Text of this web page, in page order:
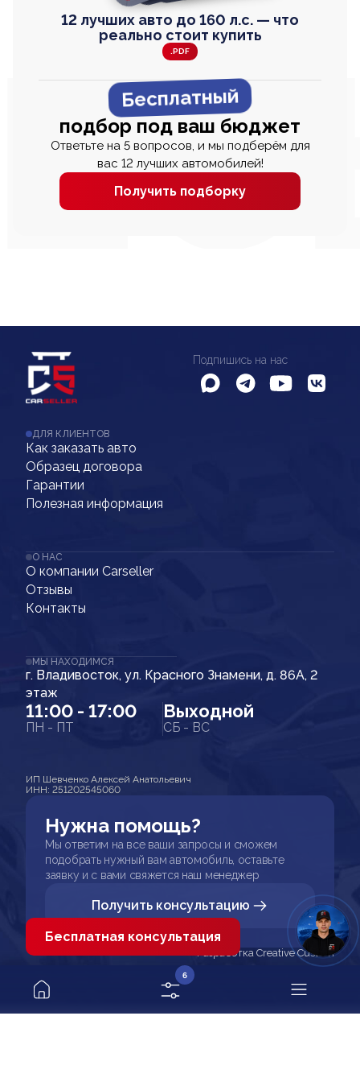
12 лучших авто до 160 л.с. — что
реально стоит купить
.PDF
Бесплатный
подбор под ваш бюджет
Ответьте на 5 вопросов, и мы подберём для
вас 12 лучших автомобилей!
Получить подборку
Подпишись на нас
ДЛЯ КЛИЕНТОВ
Как заказать авто
Образец договора
Гарантии
Полезная информация
О НАС
О компании Carseller
Отзывы
Контакты
МЫ НАХОДИМСЯ
г. Владивосток, ул. Красного Знамени, д. 86А, 2
этаж
11:00 - 17:00
ПН - ПТ
Выходной
СБ - ВС
ИП Шевченко Алексей Анатольевич
ИНН: 251202545060
Нужна помощь?
Мы ответим на все ваши запросы и сможем
подобрать нужный вам автомобиль, оставьте
заявку и с вами свяжется наш менеджер
Получить консультацию
Разработка Creative Custom
6
Бесплатная консультация